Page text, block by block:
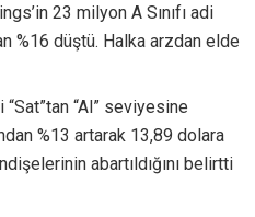
23 milyon A Sınıfı adi
%16 düştü. Halka arzdan elde
“Al” seviyesine
%13 artarak 13,89 dolara
abartıldığını belirtti